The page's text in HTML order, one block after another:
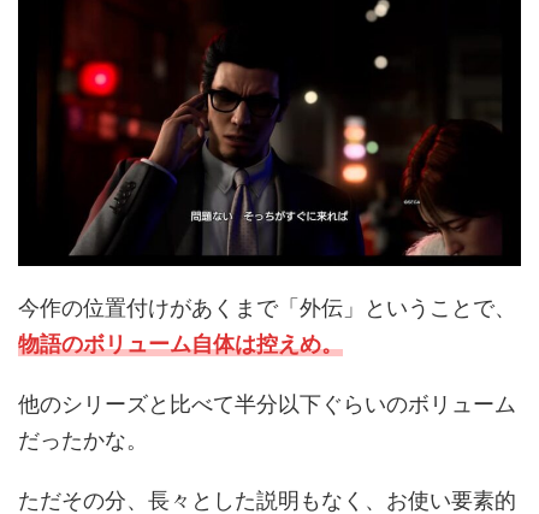
今作の位置付けがあくまで「外伝」ということで、
物語のボリューム自体は控えめ。
他のシリーズと比べて半分以下ぐらいのボリューム
だったかな。
ただその分、長々とした説明もなく、お使い要素的